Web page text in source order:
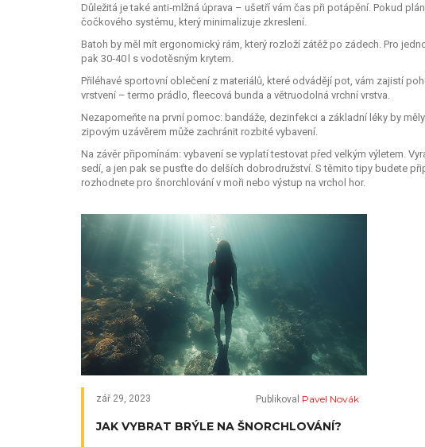
Důležitá je také anti‑mlžná úprava – ušetří vám čas při potápění. Pokud
čočkového systému, který minimalizuje zkreslení.
Batoh by měl mít ergonomický rám, který rozloží zátěž po zádech. Pro
pak 30‑40 l s vodotěsným krytem.
Přiléhavé sportovní oblečení z materiálů, které odvádějí pot, vám zajistí
vrstvení – termo prádlo, fleecová bunda a větruodolná vrchní vrstva.
Nezapomeňte na první pomoc: bandáže, dezinfekci a základní léky by
zipovým uzávěrem může zachránit rozbité vybavení.
Na závěr připomínám: vybavení se vyplatí testovat před velkým výletem.
sedí, a jen pak se pusťte do delších dobrodružství. S těmito tipy budete
rozhodnete pro šnorchlování v moři nebo výstup na vrchol hor.
zář 29, 2023 Publikoval Pavel Novák
JAK VYBRAT BRÝLE NA ŠNORCHLOVÁNÍ?